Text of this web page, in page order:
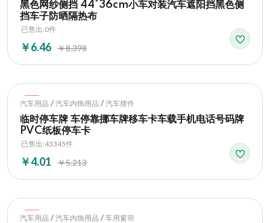
黑色网纱侧挡 44*36cm小车对装汽车遮阳挡黑色侧
挡车子防晒隔热布
已售出:0件
￥6.46 ￥8.398
Hot
汽车用品 / 汽车内饰用品 / 汽车摆件
临时停车牌 车停靠挪车牌移车卡车载手机电话号码牌
PVC纸板停车卡
已售出:43345件
￥4.01 ￥5.213
Hot
汽车用品 / 汽车内饰用品 / 车用窗帘